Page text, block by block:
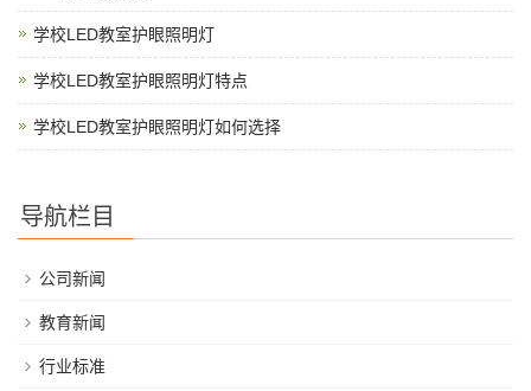
学校LED教室护眼照明灯
学校LED教室护眼照明灯特点
学校LED教室护眼照明灯如何选择
导航栏目
公司新闻
教育新闻
行业标准